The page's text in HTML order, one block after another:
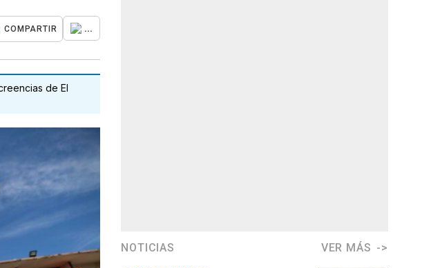
COMPARTIR ...
de El
NOTICIAS VER MÁS